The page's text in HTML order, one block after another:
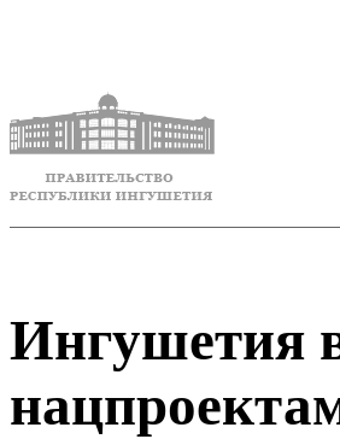
Ингушетия